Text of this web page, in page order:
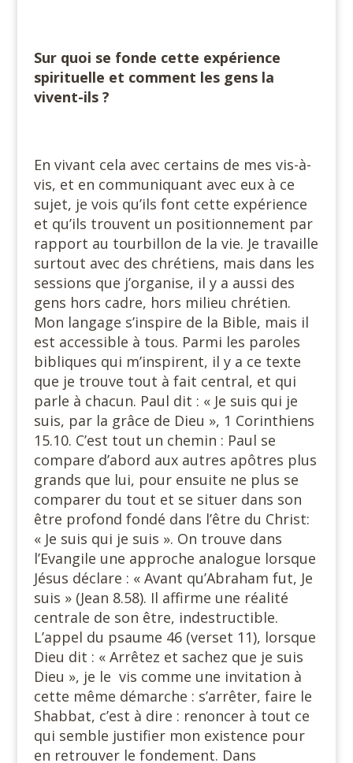
Sur quoi se fonde cette expérience
spirituelle et comment les gens la
vivent-ils ?
En vivant cela avec certains de mes vis-à-
vis, et en communiquant avec eux à ce
sujet, je vois qu’ils font cette expérience
et qu’ils trouvent un positionnement par
rapport au tourbillon de la vie. Je travaille
surtout avec des chrétiens, mais dans les
sessions que j’organise, il y a aussi des
gens hors cadre, hors milieu chrétien.
Mon langage s’inspire de la Bible, mais il
est accessible à tous. Parmi les paroles
bibliques qui m’inspirent, il y a ce texte
que je trouve tout à fait central, et qui
parle à chacun. Paul dit : « Je suis qui je
suis, par la grâce de Dieu », 1 Corinthiens
15.10. C’est tout un chemin : Paul se
compare d’abord aux autres apôtres plus
grands que lui, pour ensuite ne plus se
comparer du tout et se situer dans son
être profond fondé dans l’être du Christ:
« Je suis qui je suis ». On trouve dans
l’Evangile une approche analogue lorsque
Jésus déclare : « Avant qu’Abraham fut, Je
suis » (Jean 8.58). Il affirme une réalité
centrale de son être, indestructible.
L’appel du psaume 46 (verset 11), lorsque
Dieu dit : « Arrêtez et sachez que je suis
Dieu », je le vis comme une invitation à
cette même démarche : s’arrêter, faire le
Shabbat, c’est à dire : renoncer à tout ce
qui semble justifier mon existence pour
en retrouver le fondement. Dans